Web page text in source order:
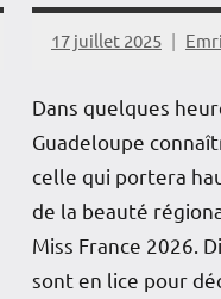
17 juillet 2025
Dans quelques
Guadeloupe
celle qui portera
de la beauté
Miss France 2026.
sont en lice pour